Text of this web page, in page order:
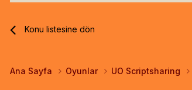
Konu listesine dön
Ana Sayfa Oyunlar UO Scriptsharing